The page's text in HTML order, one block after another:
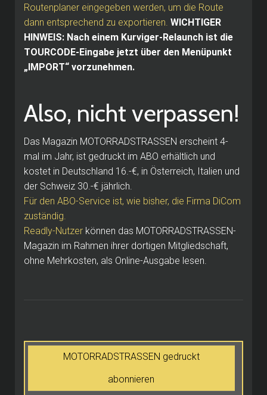
Routenplaner eingegeben werden, um die Route
dann entsprechend zu exportieren. WICHTIGER
HINWEIS: Nach einem Kurviger-Relaunch ist die
TOURCODE-Eingabe jetzt über den Menüpunkt
„IMPORT“ vorzunehmen.
Also, nicht verpassen!
Das Magazin MOTORRADSTRASSEN erscheint 4-
mal im Jahr, ist gedruckt im ABO erhältlich und
kostet in Deutschland 16.-€, in Österreich, Italien und
der Schweiz 30.-€ jährlich.
Für den ABO-Service ist, wie bisher, die Firma DiCom
zuständig.
Readly-Nutzer können das MOTORRADSTRASSEN-
Magazin im Rahmen ihrer dortigen Mitgliedschaft,
ohne Mehrkosten, als Online-Ausgabe lesen.
MOTORRADSTRASSEN gedruckt
abonnieren